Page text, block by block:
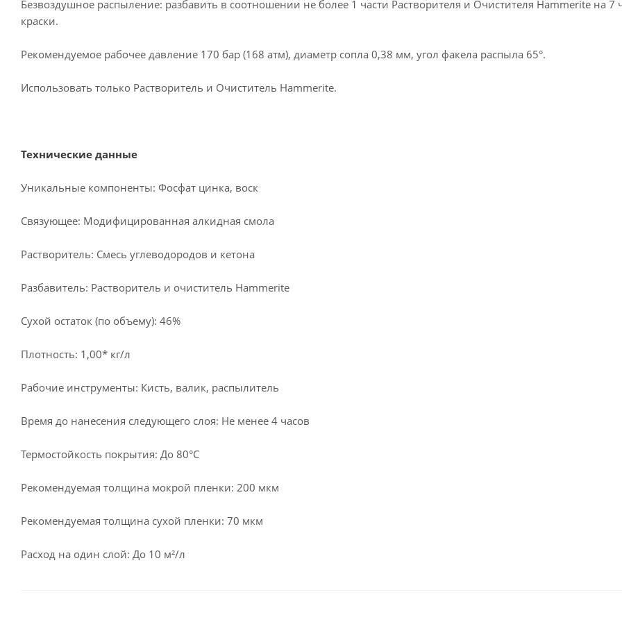
Безвоздушное распыление: разбавить в соотношении не более 1 части Растворителя и Очистителя Hammerite на 7
краски.
Рекомендуемое рабочее давление 170 бар (168 атм), диаметр сопла 0,38 мм, угол факела распыла 65°.
Использовать только Растворитель и Очиститель Hammerite.
Технические данные
Уникальные компоненты: Фосфат цинка, воск
Связующее: Модифицированная алкидная смола
Растворитель: Смесь углеводородов и кетона
Разбавитель: Растворитель и очиститель Hammerite
Сухой остаток (по объему): 46%
Плотность: 1,00* кг/л
Рабочие инструменты: Кисть, валик, распылитель
Время до нанесения следующего слоя: Не менее 4 часов
Термостойкость покрытия: До 80°С
Рекомендуемая толщина мокрой пленки: 200 мкм
Рекомендуемая толщина сухой пленки: 70 мкм
Расход на один слой: До 10 м²/л